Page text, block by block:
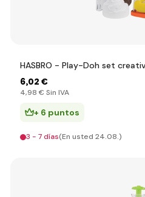
HASBRO - Play-Doh set
6,02 €
4,98 € Sin IVA
+ 6 puntos
3 - 7 días(En usted 24.08.)